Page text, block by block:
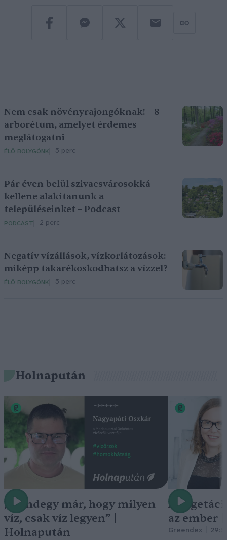
Nem csak növényrajongóknak! – 8
arborétum, amelyet érdemes
meglátogatni
ÉLŐ BOLYGÓNK 5 perc
Pár éven belül szivacsvárosokká
kellene alakítanunk a
településeinket – Podcast
PODCAST 2 perc
Negatív vízállások, vízkorlátozások:
miképp takarékoskodhatsz a vízzel?
ÉLŐ BOLYGÓNK 5 perc
Holnapután
„Mindegy már, hogy milyen
víz, csak víz legyen” |
Holnapután
A
az ember
Greendex